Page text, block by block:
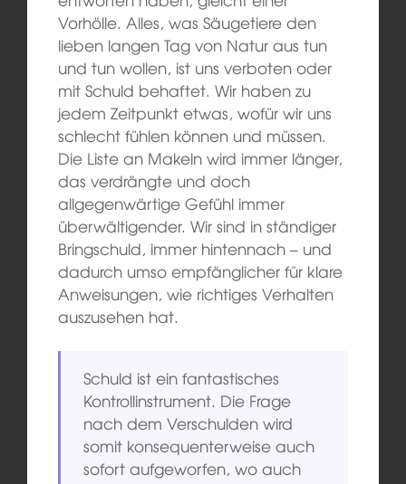
Vorhölle. Alles, was Säugetiere den
lieben langen Tag von Natur aus tun
und tun wollen, ist uns verboten oder
mit Schuld behaftet. Wir haben zu
jedem Zeitpunkt etwas, wofür wir uns
schlecht fühlen können und müssen.
Die Liste an Makeln wird immer länger,
das verdrängte und doch
allgegenwärtige Gefühl immer
überwältigender. Wir sind in ständiger
Bringschuld, immer hintennach – und
dadurch umso empfänglicher für klare
Anweisungen, wie richtiges Verhalten
auszusehen hat.
Schuld ist ein fantastisches
Kontrollinstrument. Die Frage
nach dem Verschulden wird
somit konsequenterweise auch
sofort aufgeworfen, wo auch